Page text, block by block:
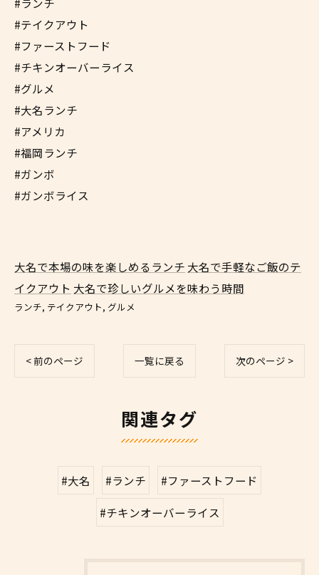
#テイクアウト
#ファーストフード
#チキンオーバーライス
#グルメ
#大名ランチ
#アメリカ
#福岡ランチ
#ガンボ
#ガンボライス
大名で本場の味を楽しめるランチ 大名で手軽なご飯のテ
イクアウト 大名で珍しいグルメを味わう時間
ランチ テイクアウト グルメ
< 前のページ 一覧に戻る 次のページ >
関連タグ
#大名 #ランチ #ファーストフード
#チキンオーバーライス